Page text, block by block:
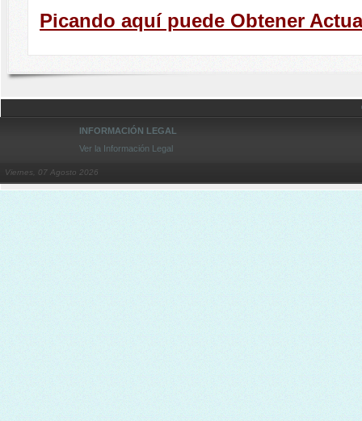
Picando aquí puede Obtener
INFORMACIÓN LEGAL
Ver la Información Legal
Viernes, 07 Agosto 2026